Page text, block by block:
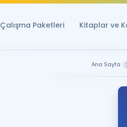
Çalışma Paketleri Kitaplar ve
Ana Sayfa